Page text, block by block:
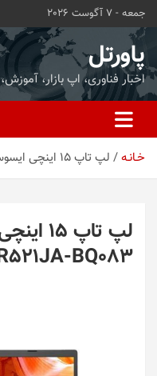
محتوا
بروید
جمعه - 7 آگوست 2026
پاورتل
اخبار فناوری، اپ بازار،
خـانـه لپ تاپ 15 اینچی ایسوس مدل VivoBook R521JA-BQ083
لپ
BQ083